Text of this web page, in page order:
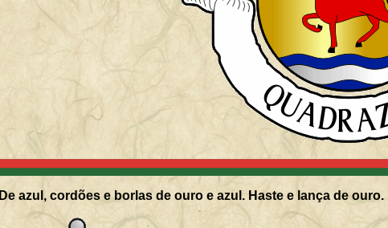
De azul, cordões e borlas de ouro e azul. Haste e lança de ouro.